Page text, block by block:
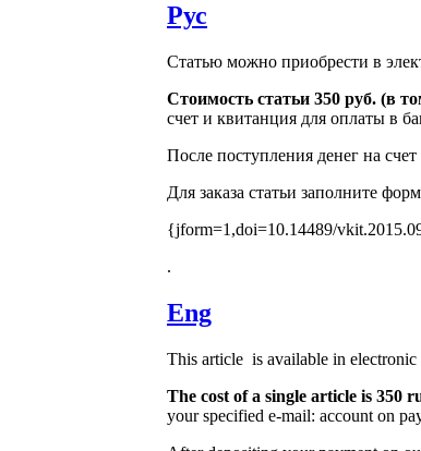
Рус
Статью можно приобрести в
Стоимость статьи 350 руб. (в
счет и квитанция для оплаты в
После поступления денег на
Для заказа статьи заполните
{jform=1,doi=10.14489/
.
Eng
This article is available in
The cost of a single article is 350
your specified e-mail: account on